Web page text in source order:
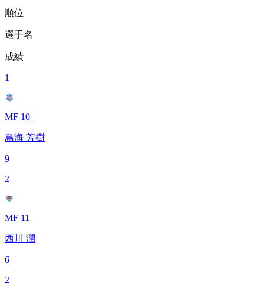
順位
選手名
成績
1
MF 10
鳥海 芳樹
9
2
MF 11
西川 潤
6
2